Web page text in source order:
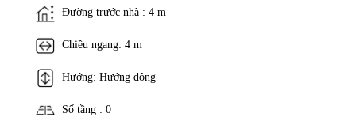
Đường trước nhà : 4 m
Chiều ngang: 4 m
Hướng: Hướng đông
Số tầng : 0